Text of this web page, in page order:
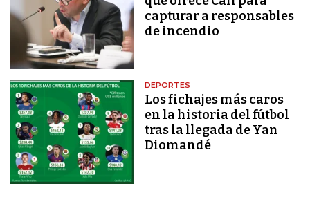
capturar a responsables
de incendio
DEPORTES
Los fichajes más caros
en la historia del fútbol
tras la llegada de Yan
Diomandé